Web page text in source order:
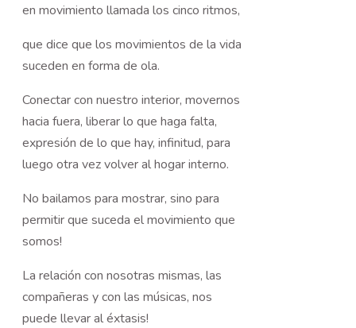
en movimiento llamada los cinco ritmos,
que dice que los movimientos de la vida
suceden en forma de ola.
Conectar con nuestro interior, movernos
hacia fuera, liberar lo que haga falta,
expresión de lo que hay, infinitud, para
luego otra vez volver al hogar interno.
No bailamos para mostrar, sino para
permitir que suceda el movimiento que
somos!
La relación con nosotras mismas, las
compañeras y con las músicas, nos
puede llevar al éxtasis!